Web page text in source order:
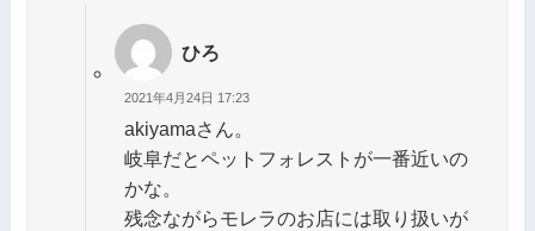
ひろ
2021年4月24日 17:23
akiyamaさん。
岐阜だとペットフォレストが一番近いの
かな。
残念ながらモレラのお店には取り扱いが